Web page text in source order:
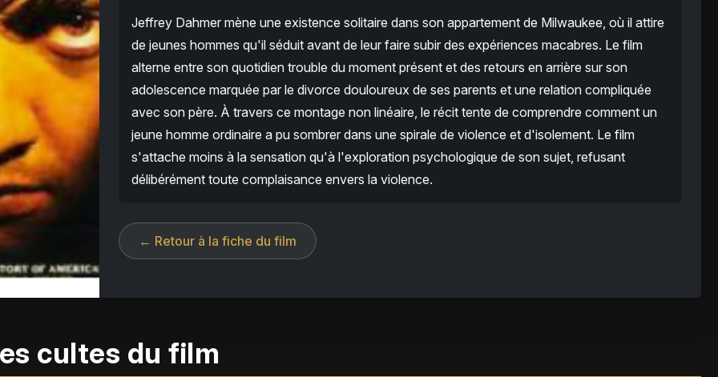
Jeffrey Dahmer mène une existence solitaire dans son appartement de Milwaukee, où il attire
de jeunes hommes qu'il séduit avant de leur faire subir des expériences macabres. Le film
alterne entre son quotidien trouble du moment présent et des retours en arrière sur son
adolescence marquée par le divorce douloureux de ses parents et une relation compliquée
avec son père. À travers ce montage non linéaire, le récit tente de comprendre comment un
jeune homme ordinaire a pu sombrer dans une spirale de violence et d'isolement. Le film
s'attache moins à la sensation qu'à l'exploration psychologique de son sujet, refusant
délibérément toute complaisance envers la violence.
← Retour à la fiche du film
cultes du film